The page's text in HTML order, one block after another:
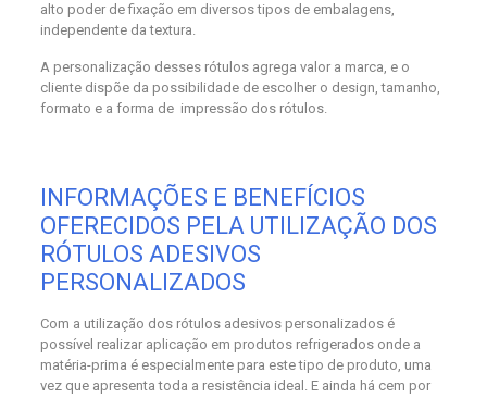
alto poder de fixação em diversos tipos de embalagens,
independente da textura.
A personalização desses rótulos agrega valor a marca, e o
cliente dispõe da possibilidade de escolher o design, tamanho,
formato e a forma de impressão dos rótulos.
INFORMAÇÕES E BENEFÍCIOS
OFERECIDOS PELA UTILIZAÇÃO DOS
RÓTULOS ADESIVOS
PERSONALIZADOS
Com a utilização dos rótulos adesivos personalizados é
possível realizar aplicação em produtos refrigerados onde a
matéria-prima é especialmente para este tipo de produto, uma
vez que apresenta toda a resistência ideal. E ainda há cem por